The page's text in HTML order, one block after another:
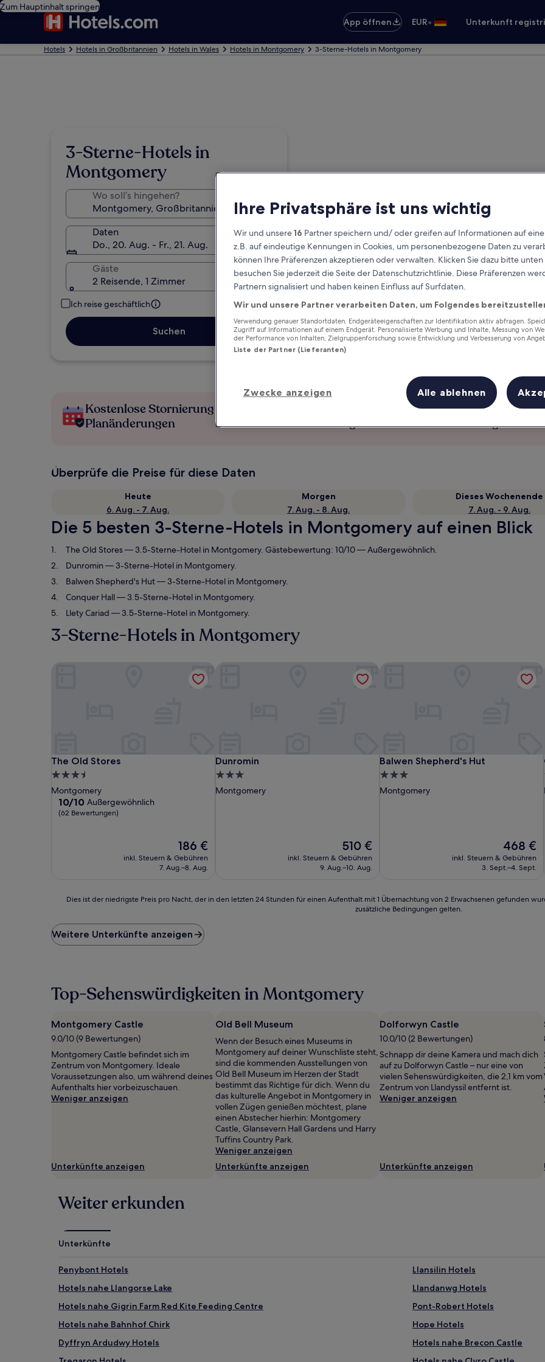
Zum Hauptinhalt springen
App öffnen
EUR• Unterkunft
Hotels Hotels in Großbritannien Hotels in Wales Hotels in Montgomery 3-Sterne-Hotels in Montgomery
3-Sterne-Hotels in
Montgomery
Wo soll’s hingehen?
Daten
Do., 20. Aug. - Fr., 21. Aug.
Gäste
2 Reisende, 1 Zimmer
Ich reise geschäftlich
Suchen
Kostenlose Stornierung bei
Planänderungen
Verdiene Prämien für jede
wahrgenommene Übernachtung
Überprüfe die Preise für diese Daten
Heute
6. Aug. - 7. Aug.
Morgen
7. Aug. - 8. Aug.
Dieses Wochenende
7. Aug. - 9. Aug.
Die 5 besten 3-Sterne-Hotels in Montgomery auf einen Blick
The Old Stores— 3.5-Sterne-Hotel in Montgomery. Gästebewertung: 10/10 — Außergewöhnlich.
Dunromin— 3-Sterne-Hotel in Montgomery.
Balwen Shepherd's Hut— 3-Sterne-Hotel in Montgomery.
Conquer Hall— 3.5-Sterne-Hotel in Montgomery.
Llety Cariad — 3.5-Sterne-Hotel in Montgomery.
3-Sterne-Hotels in Montgomery
The Old Stores
The Old Stores
3.5-
Sterne-
Unterkunft
Montgomery
10.0
von
10/10 Außergewöhnlich
(62 Bewertungen)
Der
Preis
beträgt
186 €
inkl. Steuern & Gebühren
7. Aug.–8. Aug.
Dunromin
Dunromin
3.0-
Sterne-
Montgomery
Der
Preis
beträgt
510 €
inkl. Steuern & Gebühren
9. Aug.–10. Aug.
Balwen Shepherd's Hut
Balwen Shepherd's Hut
3.0-
Sterne-
Montgomery
Der
Preis
beträgt
468 €
inkl. Steuern & Gebühren
3. Sept.–4. Sept.
der
niedrigste
Preis
in
den
24 Stunden
für
einen
Aufenthalt
mit
1 Übernachtung
von
2 Erwachsenen
können
sich
Es
können
Bedingungen
gelten.
Dies ist der niedrigste Preis pro Nacht, der in den letzten 24 Stunden für einen Aufenthalt mit 1 Übernachtung von 2 Erwachsenen gefunden
zusätzliche Bedingungen gelten.
Weitere Unterkünfte anzeigen
Top-Sehenswürdigkeiten in Montgomery
Montgomery Castle
9.0/10 (9 Bewertungen)
Montgomery Castle befindet sich im
Zentrum von Montgomery. Ideale
Voraussetzungen also, um während deines
Aufenthalts hier vorbeizuschauen.
Weniger anzeigen
Unterkünfte anzeigen
Old Bell Museum
Wenn der Besuch eines Museums in
Montgomery auf deiner Wunschliste steht,
sind die kommenden Ausstellungen von
Old Bell Museum im Herzen der Stadt
bestimmt das Richtige für dich. Wenn du
das kulturelle Angebot in Montgomery in
vollen Zügen genießen möchtest, plane
einen Abstecher hierhin: Montgomery
Castle, Glansevern Hall Gardens und Harry
Tuffins Country Park.
Weniger anzeigen
Unterkünfte anzeigen
Dolforwyn Castle
10.0/10 (2 Bewertungen)
Schnapp dir deine Kamera und mach dich
auf zu Dolforwyn Castle – nur eine von
vielen Sehenswürdigkeiten, die 2,1 km vom
Zentrum von Llandyssil entfernt ist.
Weniger anzeigen
Unterkünfte anzeigen
Weiter erkunden
Unterkünfte
Penybont Hotels
Llansilin Hotels
Hotels nahe Llangorse Lake
Llandanwg Hotels
Hotels nahe Gigrin Farm Red Kite Feeding Centre
Pont-Robert Hotels
Hotels nahe Bahnhof Chirk
Hope Hotels
Dyffryn Ardudwy Hotels
Hotels nahe Brecon Castle
Ihre Privatsphäre ist uns wichtig
Wir und unsere16 Partner speichern und/ oder greifen auf Informationen auf
z.B. auf eindeutige Kennungen in Cookies, um personenbezogene Daten zu
können Ihre Präferenzen akzeptieren oder verwalten. Klicken Sie dazu bitte
besuchen Sie jederzeit die Seite der Datenschutzrichtlinie. Diese Präferenzen
Partnern signalisiert und haben keinen Einfluss auf Surfdaten.
Wir und unsere Partner verarbeiten Daten, um Folgendes
Verwendung genauer Standortdaten. Endgeräteeigenschaften zur Identifikation aktiv abfragen.
Zugriff auf Informationen auf einem Endgerät. Personalisierte Werbung und Inhalte, Messung von
der Performance von Inhalten, Zielgruppenforschung sowie Entwicklung und Verbesserung von
Liste der Partner (Lieferanten)
Zwecke anzeigen Alle ablehnen